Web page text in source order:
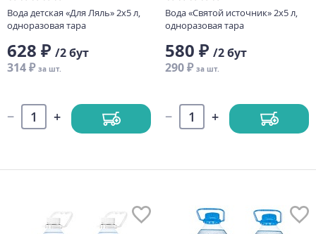
Вода детская «Для Ляль» 2х5 л,
одноразовая тара
628 ₽ /2 бут
314 ₽ за шт.
Вода «Святой источник» 2х5 л,
одноразовая тара
580 ₽ /2 бут
290 ₽ за шт.